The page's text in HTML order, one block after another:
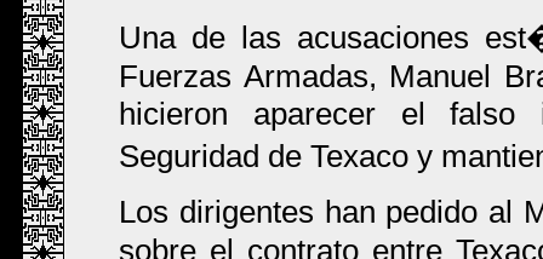
Una de las acusaciones
Fuerzas Armadas, Manuel
hicieron aparecer el falso
Seguridad de Texaco y
Los dirigentes han pedido al
sobre el contrato entre